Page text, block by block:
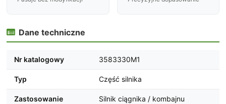
 Dane techniczne
Nr katalogowy 3583330M1
Typ Część silnika
Zastosowanie Silnik ciągnika / kombajnu